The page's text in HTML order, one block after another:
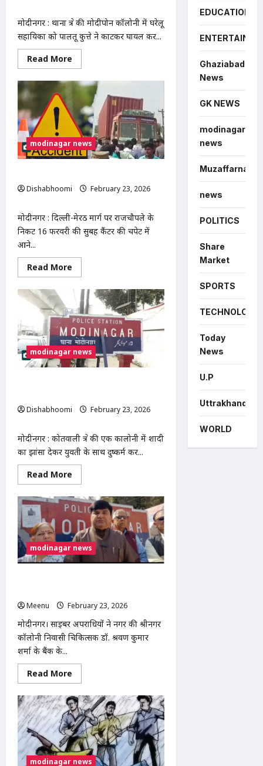
मोदीनगर : थाना क्षेत्र की मोदीपोन कॉलोनी में घरेलू
सहायिका को पालतू कुत्ते ने काटकर घायल कर...
Read More
more
पालतू कुत्ते ने महिला को काटा, शिकयत करने पर मालिक ने
modinagar news
Dishabhoomi
February 23, 2026
मोदीनगर : दिल्ली-मेरठ मार्ग पर राजचौपले के
निकट 16 फरवरी की सुबह कैंटर की चपेट में
आने...
Read More
more
सड़क हादसे में शिक्षिका की मौत, केस दर्ज
modinagar news
Dishabhoomi
February 23, 2026
मोदीनगर : कोतवाली क्षेत्र की एक कालोनी में शादी
का झांसा देकर युवती के साथ दुष्कर्म कर...
Read More
more
शादी का झांसा देकर युवती से दुष्कर्म,अश्लील वीडियो
modinagar news
Meenu
February 23, 2026
मोदीनगर। साइबर अपराधियों ने नगर की श्रीनगर
कॉलोनी निवासी चिकित्सक डॉ. श्रवण कुमार
शर्मा के बैंक के...
Read More
more
चिकित्सक
के
खाते
से
निकाले
30
लाख
रुपये,पुलिस
जांच
modinagar news
EDUCATION
Ghaziabad
News
GK NEWS
modinagar
news
Muzaffarnagar
news
POLITICS
Share
Market
SPORTS
TECHNOLOGY
Today
News
U.P
Uttrakhand
WORLD